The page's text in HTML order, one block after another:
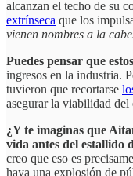
alcanzan el techo de su
extrínseca que los
vienen nombres a la
Puedes pensar que
ingresos en la industria.
tuvieron que recortarse
asegurar la viabilidad del
¿Y te imaginas que
vida antes del estallido
creo que eso es
haya una explosión de